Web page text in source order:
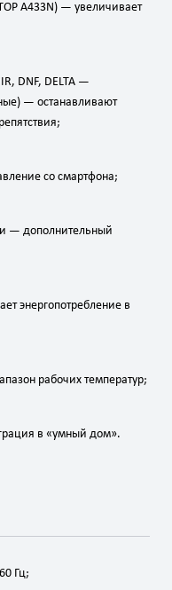
A433N) — увеличивает
DNF, DELTA —
— останавливают
со смартфона;
— дополнительный
энергопотребление в
рабочих температур;
в «умный дом».
Гц;